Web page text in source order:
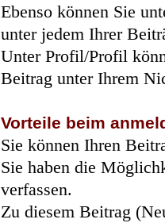
Ebenso können Sie
unter jedem Ihrer
Unter Profil/Profil
Beitrag unter Ihrem
Vorteile beim
Sie können Ihren
Sie haben die
verfassen.
Zu diesem Beitrag